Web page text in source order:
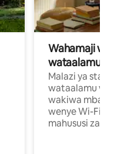
Wahamaji
wataalamu
Malazi ya
wataalamu
wakiwa mbali
wenye Wi-Fi
mahususi za